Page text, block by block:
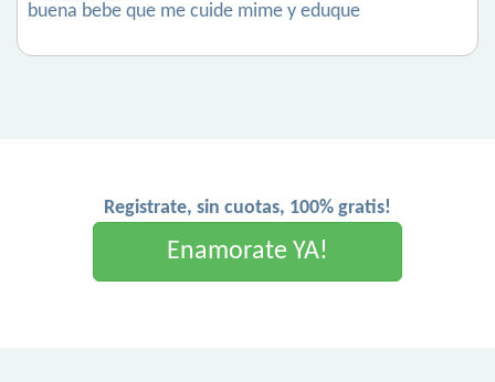
buena bebe que me cuide mime y eduque
Registrate, sin cuotas, 100% gratis!
Enamorate YA!